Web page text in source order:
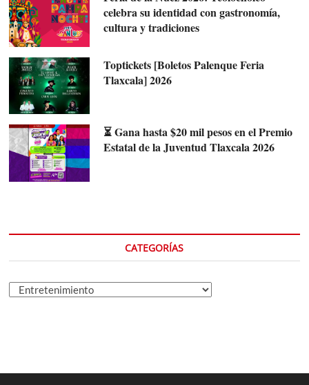
celebra su identidad con gastronomía,
cultura y tradiciones
Toptickets [Boletos Palenque Feria
Tlaxcala] 2026
⏳ Gana hasta $20 mil pesos en el Premio
Estatal de la Juventud Tlaxcala 2026
CATEGORÍAS
Categorías